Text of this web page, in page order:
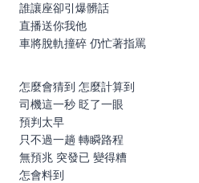
誰讓座卻引爆髒話
直播送你我他
車將脫軌撞碎 仍忙著指罵
怎麼會猜到 怎麼計算到
司機這一秒 眨了一眼
預判太早
只不過一趟 轉瞬路程
無預兆 突發已 變得糟
怎會料到